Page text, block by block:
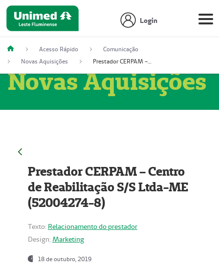
Login
Acesso Rápido
Comunicação
Novas Aquisições
Prestador CERPAM – Centro de Reabilitação S/S Ltda-ME (52004274-8)
Novas Aquisições
Prestador CERPAM – Centro
de Reabilitação S/S Ltda-ME
(52004274-8)
Texto: Relacionamento do prestador
Design: Marketing
18 de outubro, 2019